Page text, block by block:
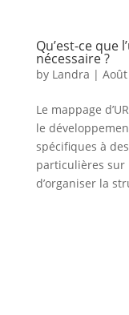
Qu’est-ce que
nécessaire ?
by Landra |
Le mappage
le
spécifiques à
particulières sur
d’organiser la